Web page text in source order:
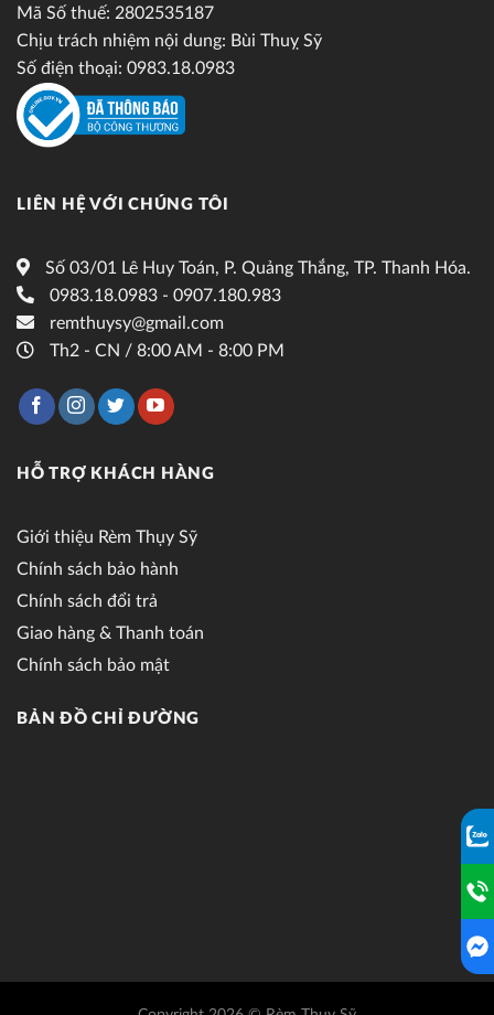
Mã Số thuế: 2802535187
Chịu trách nhiệm nội dung: Bùi Thuỵ Sỹ
Số điện thoại: 0983.18.0983
LIÊN HỆ VỚI CHÚNG TÔI
Số 03/01 Lê Huy Toán, P. Quảng Thắng, TP. Thanh Hóa.
0983.18.0983 - 0907.180.983
remthuysy@gmail.com
Th2 - CN / 8:00 AM - 8:00 PM
HỖ TRỢ KHÁCH HÀNG
Giới thiệu Rèm Thụy Sỹ
Chính sách bảo hành
Chính sách đổi trả
Giao hàng & Thanh toán
Chính sách bảo mật
BẢN ĐỒ CHỈ ĐƯỜNG